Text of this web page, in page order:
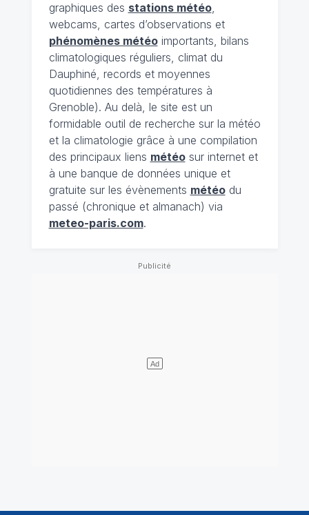
graphiques des stations météo,
webcams, cartes d’observations et
phénomènes météoimportants, bilans
climatologiques réguliers, climat du
Dauphiné, records et moyennes
quotidiennes des températures à
Grenoble). Au delà, le site est un
formidable outil de recherche sur la météo
et la climatologie grâce à une compilation
des principaux liens météosur internet et
à une banque de données unique et
gratuite sur les évènements météodu
passé (chronique et almanach) via
meteo-paris.com.